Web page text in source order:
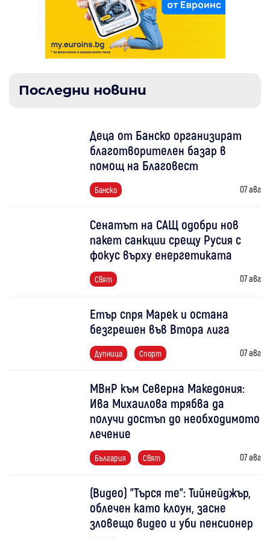
Последни новини
Деца от Банско организират
благотворителен базар в
помощ на Благовест
Банско 07 авг
Сенатът на САЩ одобри нов
пакет санкции срещу Русия с
фокус върху енергетиката
Свят 07 авг
Етър спря Марек и остана
безгрешен във Втора лига
Дупница Спорт 07 авг
МВнР към Северна Македония:
Ива Михаилова трябва да
получи достъп до необходимото
лечение
България Свят 07 авг
(Видео) "Търся те": Тийнейджър,
облечен като клоун, засне
зловещо видео и уби пенсионер